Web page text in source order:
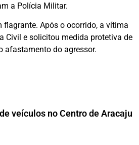
a Polícia Militar.
flagrante. Após o ocorrido, a vítima
Civil e solicitou medida protetiva de
afastamento do agressor.
veículos no Centro de Aracaju